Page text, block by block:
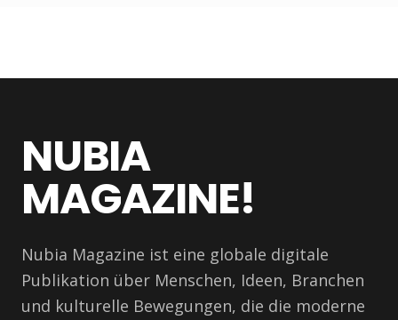
NUBIA
MAGAZINE!
Nubia Magazine ist eine globale digitale
Publikation über Menschen, Ideen, Branchen
und kulturelle Bewegungen, die die moderne